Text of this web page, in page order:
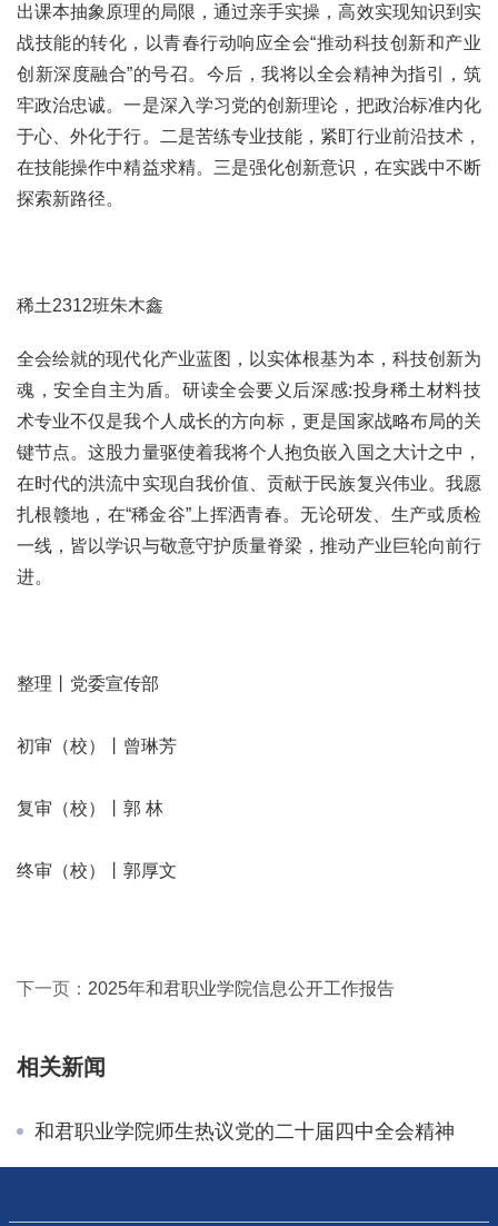
出课本抽象原理的局限，通过亲手实操，高效实现知识到实
战技能的转化，以青春行动响应全会“推动科技创新和产业
创新深度融合”的号召。今后，我将以全会精神为指引，筑
牢政治忠诚。一是深入学习党的创新理论，把政治标准内化
于心、外化于行。二是苦练专业技能，紧盯行业前沿技术，
在技能操作中精益求精。三是强化创新意识，在实践中不断
探索新路径。
稀土2312班朱木鑫
全会绘就的现代化产业蓝图，以实体根基为本，科技创新为
魂，安全自主为盾。研读全会要义后深感:投身稀土材料技
术专业不仅是我个人成长的方向标，更是国家战略布局的关
键节点。这股力量驱使着我将个人抱负嵌入国之大计之中，
在时代的洪流中实现自我价值、贡献于民族复兴伟业。我愿
扎根赣地，在“稀金谷”上挥洒青春。无论研发、生产或质检
一线，皆以学识与敬意守护质量脊梁，推动产业巨轮向前行
进。
整理丨党委宣传部
初审（校）丨曾琳芳
复审（校）丨郭 林
终审（校）丨郭厚文
下一页： 2025年和君职业学院信息公开工作报告
相关新闻
和君职业学院师生热议党的二十届四中全会精神